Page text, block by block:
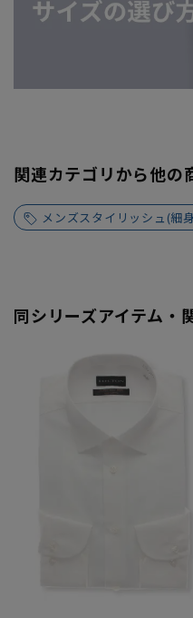
関連カテゴリから他の
メンズスタイリッシュ(細
同シリーズアイテム・